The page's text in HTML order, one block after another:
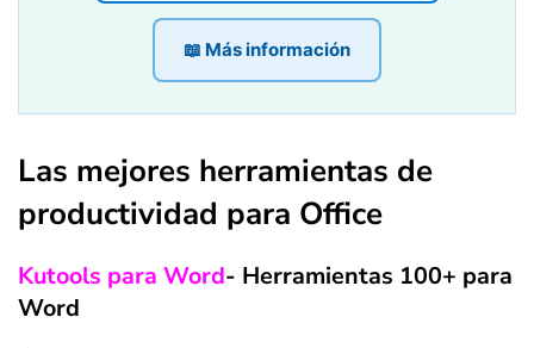
📖 Más información
Las mejores herramientas de
productividad para Office
Kutools para Word- Herramientas 100+ para
Word